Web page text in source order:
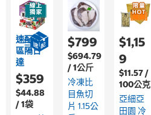
速配限
區隔日
達
$359
$44.88
/ 1袋
$799
$694.79
/ 1公斤
冷凍比
目魚切
片 1.15公
$1,15
9
$11.57 /
100公克
亞細亞
田園 冷